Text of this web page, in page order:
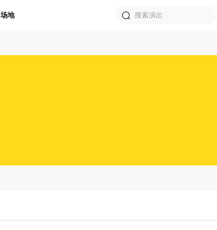
场地